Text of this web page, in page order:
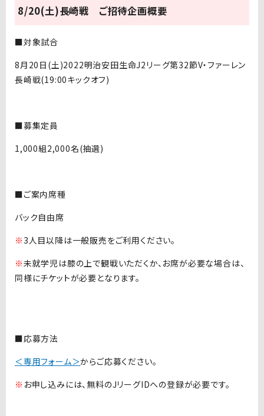
8/20(土)長崎戦 ご招待企画概要
■対象試合
8月20日(土)2022明治安田生命J2リーグ第32節V・ファーレン
長崎戦(19:00キックオフ)
■募集定員
1,000組2,000名(抽選)
■ご案内席種
バック自由席
※ 3人目以降は一般販売をご利用ください。
※未就学児は膝の上で観戦いただくか、お席が必要な場合は、
同様にチケットが必要となります。
■応募方法
＜専用フォーム＞からご応募ください。
※ お申し込みには、無料のJリーグIDへの登録が必要です。